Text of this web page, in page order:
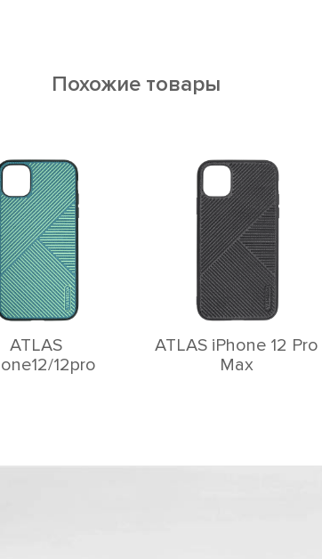
Похожие товары
ATLAS
12pro
ATLAS iPhone 12 Pro
Max